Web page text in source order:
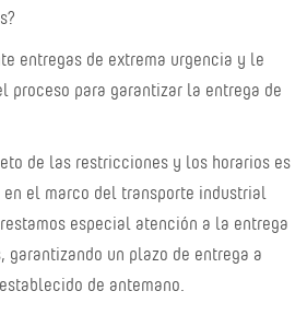
entregas de extrema urgencia y le
proceso para garantizar la entrega de
de las restricciones y los horarios es
el marco del transporte industrial
especial atención a la entrega
garantizando un plazo de entrega a
de antemano.